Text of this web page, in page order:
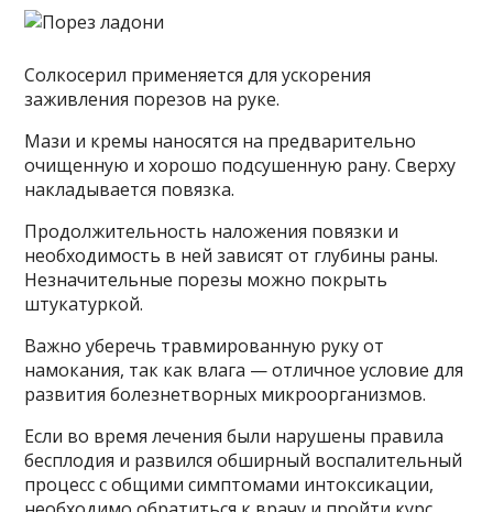
Солкосерил применяется для ускорения
заживления порезов на руке.
Мази и кремы наносятся на предварительно
очищенную и хорошо подсушенную рану. Сверху
накладывается повязка.
Продолжительность наложения повязки и
необходимость в ней зависят от глубины раны.
Незначительные порезы можно покрыть
штукатуркой.
Важно уберечь травмированную руку от
намокания, так как влага — отличное условие для
развития болезнетворных микроорганизмов.
Если во время лечения были нарушены правила
бесплодия и развился обширный воспалительный
процесс с общими симптомами интоксикации,